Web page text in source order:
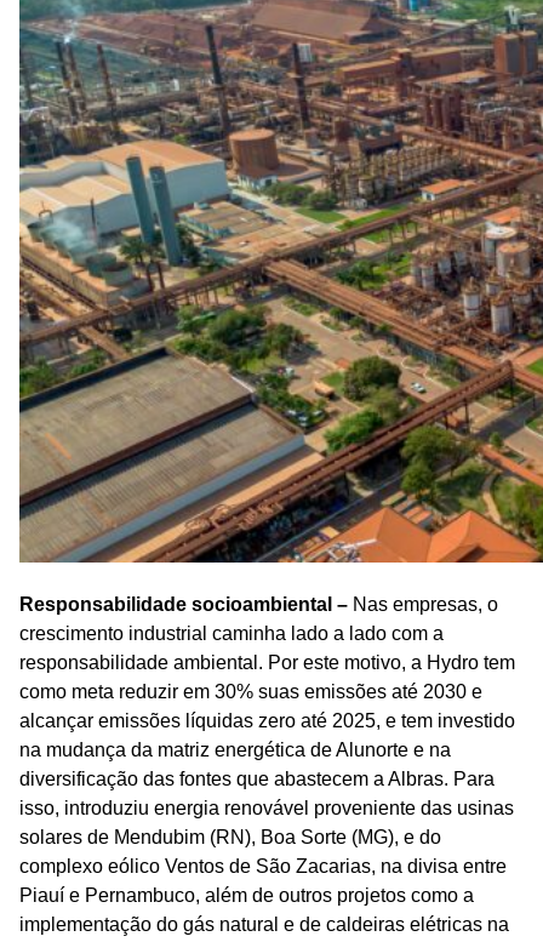
Responsabilidade socioambiental – Nas empresas, o
crescimento industrial caminha lado a lado com a
responsabilidade ambiental. Por este motivo, a Hydro tem
como meta reduzir em 30% suas emissões até 2030 e
alcançar emissões líquidas zero até 2025, e tem investido
na mudança da matriz energética de Alunorte e na
diversificação das fontes que abastecem a Albras. Para
isso, introduziu energia renovável proveniente das usinas
solares de Mendubim (RN), Boa Sorte (MG), e do
complexo eólico Ventos de São Zacarias, na divisa entre
Piauí e Pernambuco, além de outros projetos como a
implementação do gás natural e de caldeiras elétricas na